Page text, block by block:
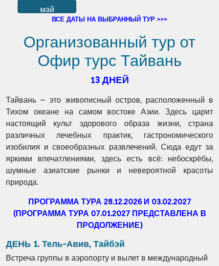
май
ВСЕ ДАТЫ НА ВЫБРАННЫЙ ТУР >>>
Организованный тур от
Офир турс Тайвань
13 ДНЕЙ
Тайвань – это живописный остров, расположенный в
Тихом океане на самом востоке Азии. Здесь царит
настоящий культ здорового образа жизни, страна
различных лечебных практик, гастрономического
изобилия и своеобразных развлечений. Сюда едут за
яркими впечатлениями, здесь есть всё: небоскрёбы,
шумные азиатские рынки и невероятной красоты
природа.
ПРОГРАММА ТУРА 28.12.2026 И 03.02.2027
(ПРОГРАММА ТУРА 07.01.2027 ПРЕДСТАВЛЕНА В
ПРОДОЛЖЕНИЕ)
ДЕНЬ 1. Тель-Авив, Тайбэй
Встреча группы в аэропорту и вылет в международный